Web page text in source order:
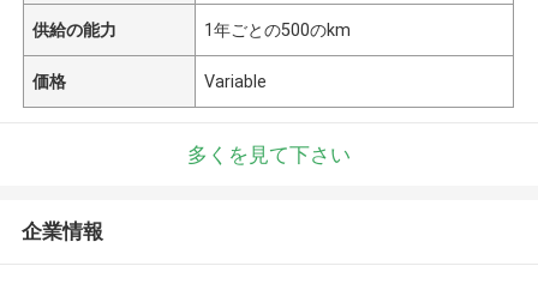
供給の能力 1年ごとの500のkm
価格 Variable
多くを見て下さい
企業情報